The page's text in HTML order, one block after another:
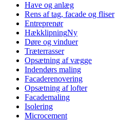
Have og anlæg
Rens af tag, facade og fliser
Entreprenør
HækklipningNy
Døre og vinduer
Træterrasser
Opsætning af vægge
Indendørs maling
Facaderenovering
Opsætning af lofter
Facademaling
Isolering
Microcement